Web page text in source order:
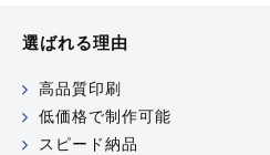
選ばれる理由
高品質印刷
低価格で制作可能
スピード納品